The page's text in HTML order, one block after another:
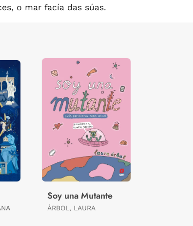
o mar facía das súas.
Soy una Mutante
ÁRBOL, LAURA